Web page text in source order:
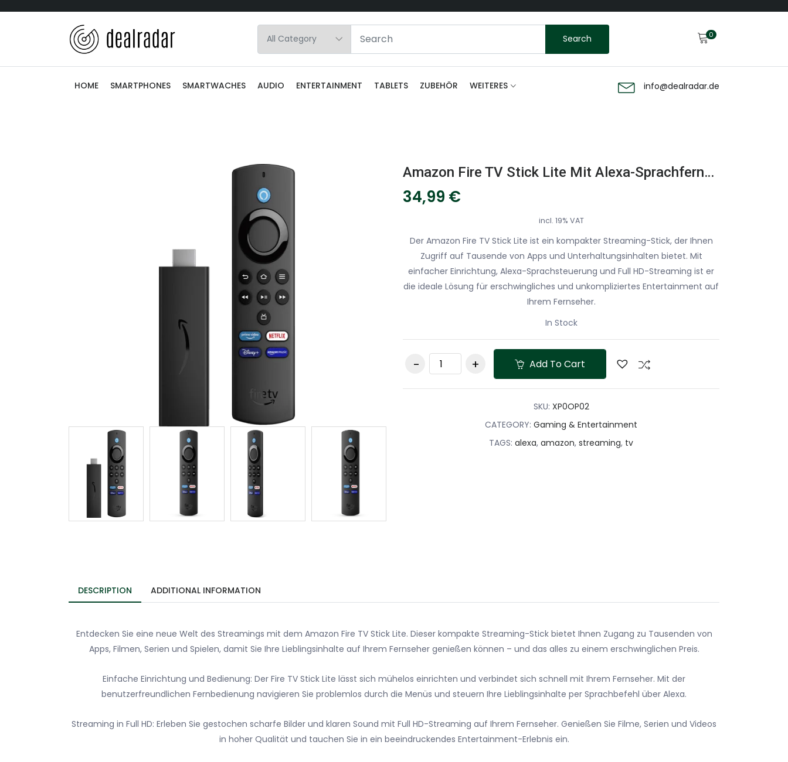
Search 0
HOME SMARTPHONES SMARTWACHES AUDIO ENTERTAINMENT TABLETS ZUBEHÖR WEITERES info@dealradar.de
Amazon Fire TV Stick Lite Mit Alexa-Sprachfernbedienung Lite (ohne TV-Steuerungstasten) Streaming Stick, Schwarz
34,99 €
incl. 19% VAT
Der Amazon Fire TV Stick Lite ist ein kompakter Streaming-Stick, der Ihnen
Zugriff auf Tausende von Apps und Unterhaltungsinhalten bietet. Mit
einfacher Einrichtung, Alexa-Sprachsteuerung und Full HD-Streaming ist er
die ideale Lösung für erschwingliches und unkompliziertes Entertainment auf
Ihrem Fernseher.
In Stock
Amazon Fire TV Stick
Lite mit Alexa-
Sprachfernbedienung
Schwarz quantity
Add To Cart
SKU: XP0OP02
CATEGORY: Gaming & Entertainment
TAGS: alexa, amazon, streaming, tv
DESCRIPTION ADDITIONAL INFORMATION
Entdecken Sie eine neue Welt des Streamings mit dem Amazon Fire TV Stick Lite. Dieser kompakte Streaming-Stick bietet Ihnen Zugang zu Tausenden von
Apps, Filmen, Serien und Spielen, damit Sie Ihre Lieblingsinhalte auf Ihrem Fernseher genießen können – und das alles zu einem erschwinglichen Preis.
Einfache Einrichtung und Bedienung: Der Fire TV Stick Lite lässt sich mühelos einrichten und verbindet sich schnell mit Ihrem Fernseher. Mit der
benutzerfreundlichen Fernbedienung navigieren Sie problemlos durch die Menüs und steuern Ihre Lieblingsinhalte per Sprachbefehl über Alexa.
Streaming in Full HD: Erleben Sie gestochen scharfe Bilder und klaren Sound mit Full HD-Streaming auf Ihrem Fernseher. Genießen Sie Filme, Serien und Videos
in hoher Qualität und tauchen Sie in ein beeindruckendes Entertainment-Erlebnis ein.